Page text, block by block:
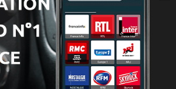
plus d'épisodes